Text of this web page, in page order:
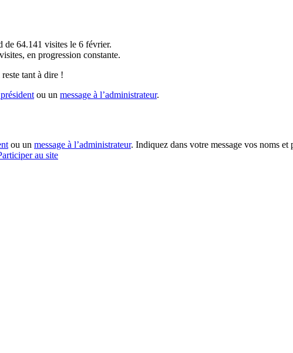
de 64.141 visites le 6 février.
en progression constante.
tant à dire !
ou un message à l’administrateur.
ou un message à l’administrateur. Indiquez dans votre message vos noms
au site